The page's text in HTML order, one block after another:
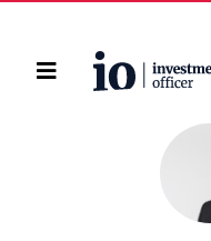
Home